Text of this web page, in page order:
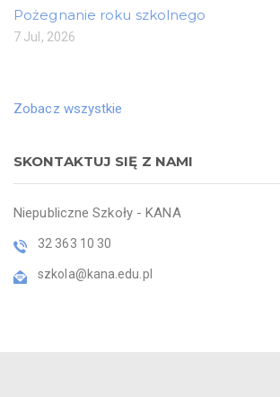
Pożegnanie roku szkolnego
7 Jul, 2026
Zobacz wszystkie
SKONTAKTUJ SIĘ Z NAMI
Niepubliczne Szkoły - KANA
32 363 10 30
szkola@kana.edu.pl